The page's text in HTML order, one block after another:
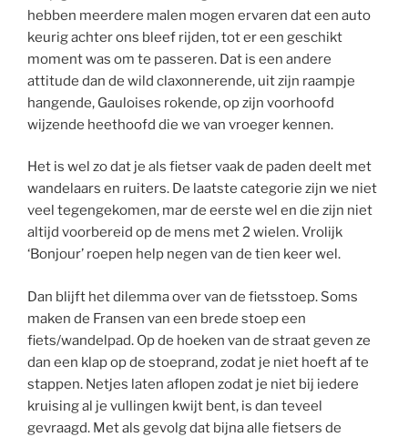
hebben meerdere malen mogen ervaren dat een auto
keurig achter ons bleef rijden, tot er een geschikt
moment was om te passeren. Dat is een andere
attitude dan de wild claxonnerende, uit zijn raampje
hangende, Gauloises rokende, op zijn voorhoofd
wijzende heethoofd die we van vroeger kennen.
Het is wel zo dat je als fietser vaak de paden deelt met
wandelaars en ruiters. De laatste categorie zijn we niet
veel tegengekomen, mar de eerste wel en die zijn niet
altijd voorbereid op de mens met 2 wielen. Vrolijk
‘Bonjour’ roepen help negen van de tien keer wel.
Dan blijft het dilemma over van de fietsstoep. Soms
maken de Fransen van een brede stoep een
fiets/wandelpad. Op de hoeken van de straat geven ze
dan een klap op de stoeprand, zodat je niet hoeft af te
stappen. Netjes laten aflopen zodat je niet bij iedere
kruising al je vullingen kwijt bent, is dan teveel
gevraagd. Met als gevolg dat bijna alle fietsers de